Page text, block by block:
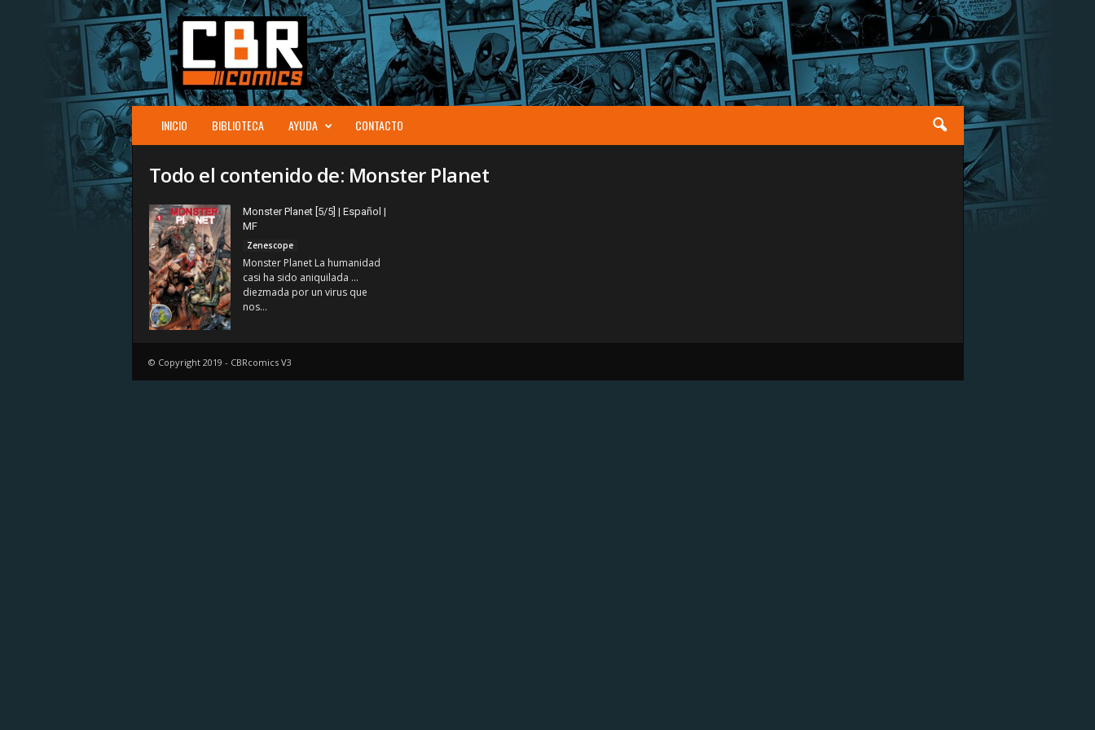
C
B
R
c
o
m
i
c
INICIO BIBLIOTECA AYUDA CONTACTO
Todo el contenido de: Monster Planet
Monster Planet [5/5] | Español |
MF
Zenescope
Monster Planet La humanidad
casi ha sido aniquilada ...
diezmada por un virus que
nos...
© Copyright 2019 - CBRcomics V3